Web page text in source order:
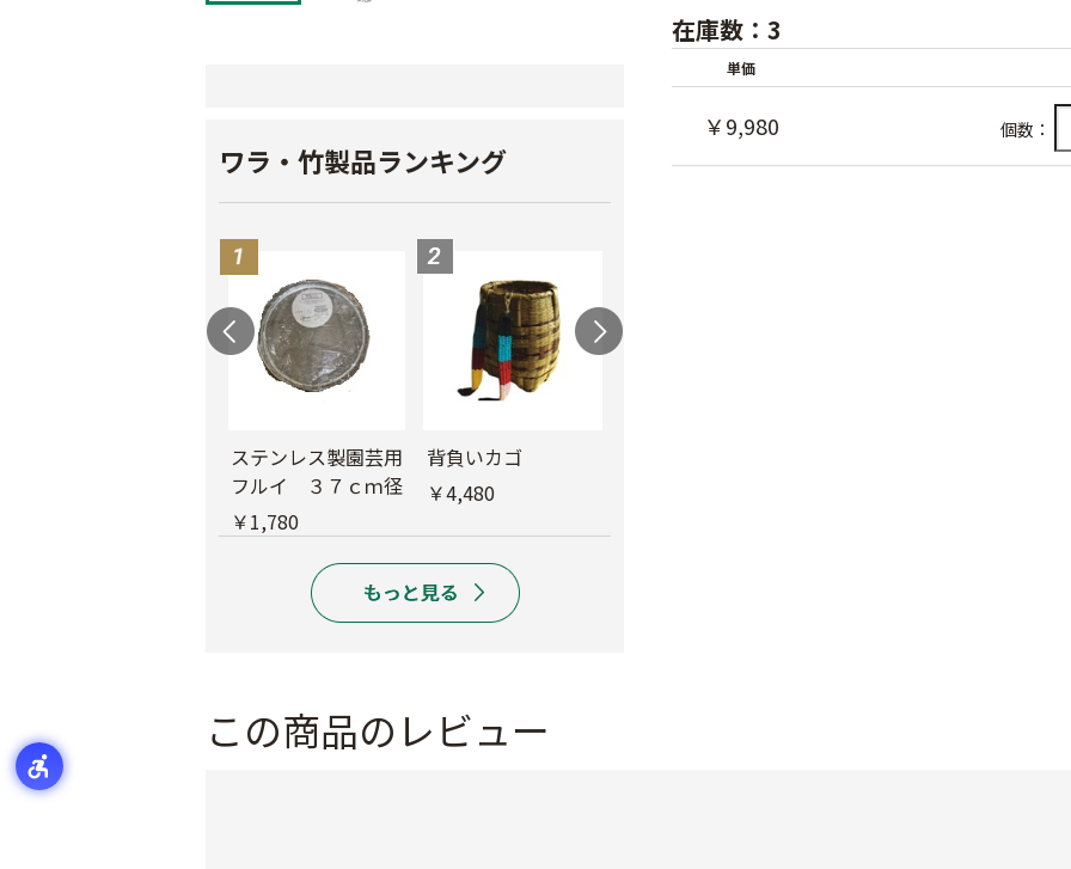
ワラ・竹製品ランキング
ステンレス製園芸用
フルイ ３７ｃｍ径
￥1,780
背負いカゴ
￥4,480
在庫数：3
単価
￥9,980 個数：
この商品のレビュー